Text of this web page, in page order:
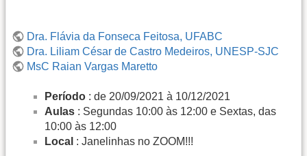
Dra. Flávia da Fonseca Feitosa, UFABC
Dra. Liliam César de Castro Medeiros, UNESP-SJC
MsC Raian Vargas Maretto
Período : de 20/09/2021 à 10/12/2021
Aulas : Segundas 10:00 às 12:00 e Sextas, das
10:00 às 12:00
Local : Janelinhas no ZOOM!!!